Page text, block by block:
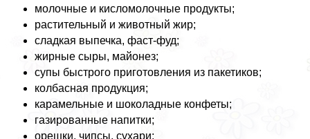
молочные и кисломолочные продукты;
растительный и животный жир;
сладкая выпечка, фаст-фуд;
жирные сыры, майонез;
супы быстрого приготовления из пакетиков;
колбасная продукция;
карамельные и шоколадные конфеты;
газированные напитки;
орешки, чипсы, сухари;